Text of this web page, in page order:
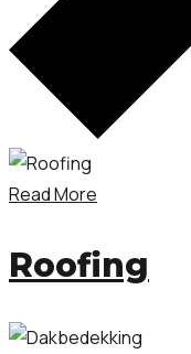
Read More
Roofing